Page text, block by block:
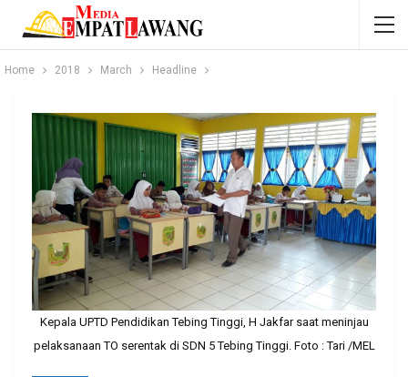
Home 2018 March Headline
Kepala UPTD Pendidikan Tebing Tinggi, H Jakfar saat meninjau
pelaksanaan TO serentak di SDN 5 Tebing Tinggi. Foto : Tari /MEL